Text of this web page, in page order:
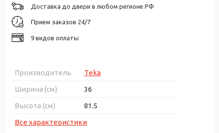
Доставка до двери в любом регионе РФ
Прием заказов 24/7
9 видов оплаты
Производитель
Teka
Ширина (см)
36
Высота (см)
81.5
Все характеристики